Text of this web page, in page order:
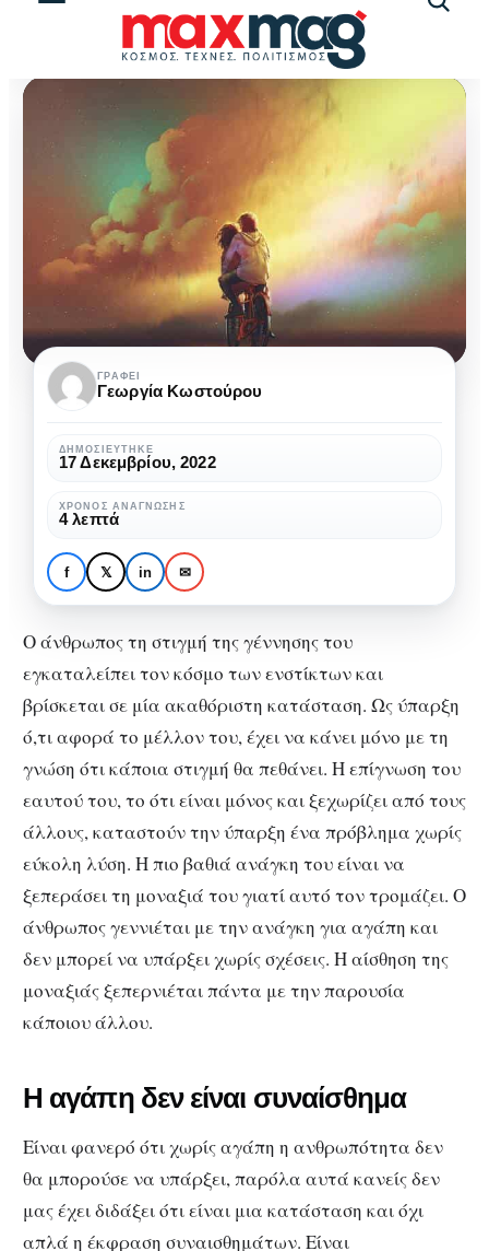
ΚΟΙΝΩΝΙΚΉ ΨΥΧΟΛΟΓΊΑ
Αγάπη: Η απάντηση
στα προβλήματα της
ανθρώπινης ύπαρξης
Αγάπη:
απάντηση
στα
προβλήματα
της
ανθρώπινης
ύπαρξης
ΓΡΆΦΕΙ
Γεωργία Κωστούρου
ΔΗΜΟΣΙΕΎΤΗΚΕ
17 Δεκεμβρίου, 2022
ΧΡΌΝΟΣ ΑΝΆΓΝΩΣΗΣ
4 λεπτά
f 𝕏 in ✉
Ο άνθρωπος τη στιγμή της γέννησης του
εγκαταλείπει τον κόσμο των ενστίκτων και
βρίσκεται σε μία ακαθόριστη κατάσταση. Ως ύπαρξη
ό,τι αφορά το μέλλον του, έχει να κάνει μόνο με τη
γνώση ότι κάποια στιγμή θα πεθάνει. Η επίγνωση του
εαυτού του, το ότι είναι μόνος και ξεχωρίζει από τους
άλλους, καταστούν την ύπαρξη ένα πρόβλημα χωρίς
εύκολη λύση. Η πιο βαθιά ανάγκη του είναι να
ξεπεράσει τη μοναξιά του γιατί αυτό τον τρομάζει. Ο
άνθρωπος γεννιέται με την ανάγκη για αγάπη και
δεν μπορεί να υπάρξει χωρίς σχέσεις. Η αίσθηση της
μοναξιάς ξεπερνιέται πάντα με την παρουσία
κάποιου άλλου.
Η αγάπη δεν είναι συναίσθημα
Είναι φανερό ότι χωρίς αγάπη η ανθρωπότητα δεν
θα μπορούσε να υπάρξει, παρόλα αυτά κανείς δεν
μας έχει διδάξει ότι είναι μια κατάσταση και όχι
απλά η έκφραση συναισθημάτων. Είναι